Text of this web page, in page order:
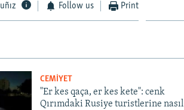
Follow us Print
CEMİYET
"Er kes qaça, er kes kete": cenk
Qırımdaki Rusiye turistlerine nasıl